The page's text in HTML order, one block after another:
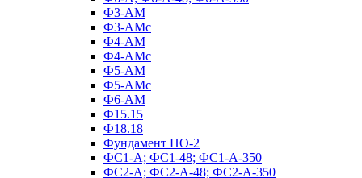
Ф3-АМ
Ф3-АМс
Ф4-АМ
Ф4-АМс
Ф5-АМ
Ф5-АМс
Ф6-АМ
Ф15.15
Ф18.18
Фундамент ПО‑2
ФС1-А; ФС1-48; ФС1-А-350
ФС2-А; ФС2-А-48; ФС2-А-350